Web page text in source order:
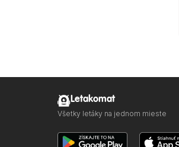
Letakomat
Všetky letáky na jednom mieste